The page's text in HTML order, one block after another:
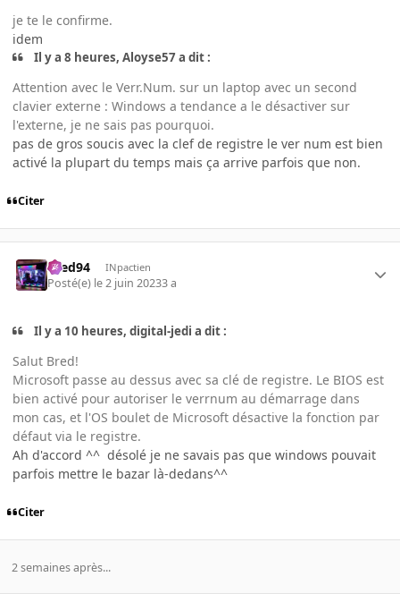
je te le confirme.
idem
Il y a 8 heures, Aloyse57 a dit :
Attention avec le Verr.Num. sur un laptop avec un second
clavier externe : Windows a tendance a le désactiver sur
l'externe, je ne sais pas pourquoi.
pas de gros soucis avec la clef de registre le ver num est bien
activé la plupart du temps mais ça arrive parfois que non.
Citer
bred94 INpactien
Posté(e) le 2 juin 20233 a
Il y a 10 heures, digital-jedi a dit :
Salut Bred!
Microsoft passe au dessus avec sa clé de registre. Le BIOS est
bien activé pour autoriser le verrnum au démarrage dans
mon cas, et l'OS boulet de Microsoft désactive la fonction par
défaut via le registre.
Ah d'accord ^^ désolé je ne savais pas que windows pouvait
parfois mettre le bazar là-dedans^^
Citer
2 semaines après...